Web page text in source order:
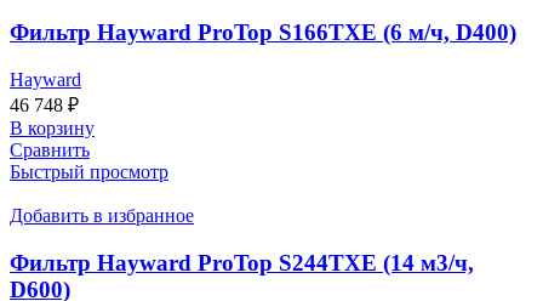
Фильтр Hayward ProTop S166TXE (6 м/ч, D400)
Hayward
46 748 ₽
В корзину
Сравнить
Быстрый просмотр
Добавить в избранное
Фильтр Hayward ProTop S244TХЕ (14 м3/ч,
D600)